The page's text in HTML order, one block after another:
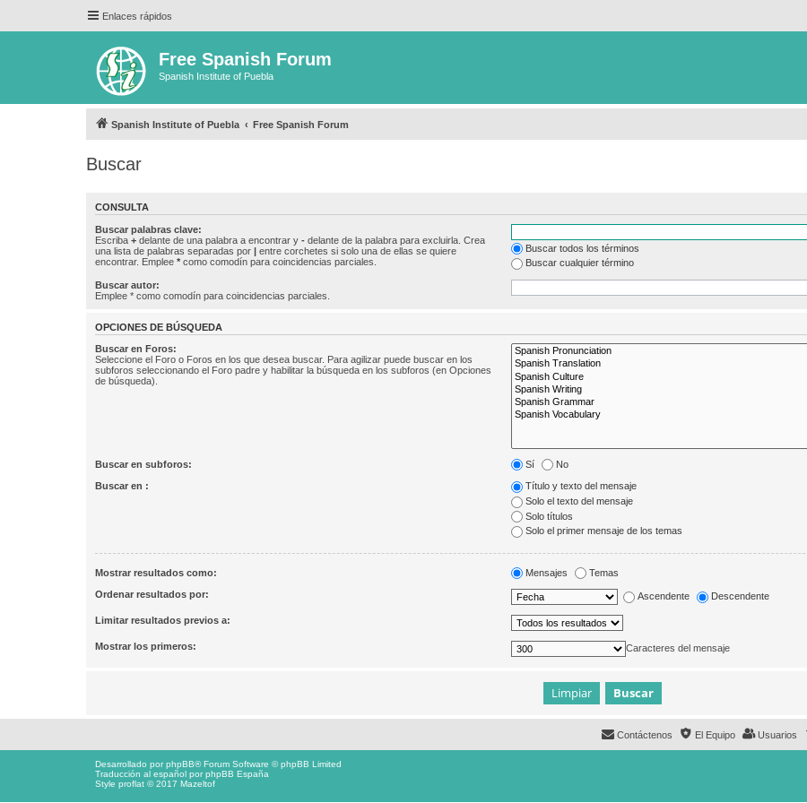
Enlaces rápidos
Free Spanish Forum
Spanish Institute of Puebla
Spanish Institute of Puebla Free Spanish Forum
Buscar
CONSULTA
Buscar palabras clave:
Escriba + delante de una palabra a encontrar y - delante de la palabra para excluirla. Crea
una lista de palabras separadas por | entre corchetes si solo una de ellas se quiere
encontrar. Emplee * como comodín para coincidencias parciales.
Buscar todos los términos
Buscar cualquier término
Buscar autor:
Emplee * como comodín para coincidencias parciales.
OPCIONES DE BÚSQUEDA
Buscar en Foros:
Seleccione el Foro o Foros en los que desea buscar. Para agilizar puede buscar en los
subforos seleccionando el Foro padre y habilitar la búsqueda en los subforos (en Opciones
de búsqueda).
Buscar en subforos: Sí No
Buscar en :
Título y texto del mensaje
Solo el texto del mensaje
Solo títulos
Solo el primer mensaje de los temas
Mostrar resultados como: Mensajes Temas
Ordenar resultados por: Ascendente Descendente
Limitar resultados previos a:
Mostrar los primeros: Caracteres del mensaje
Usuarios
El Equipo
Contáctenos
Desarrollado porphpBB® Forum Software © phpBB Limited
Traducción al español porphpBB España
Style proflat © 2017 Mazeltof